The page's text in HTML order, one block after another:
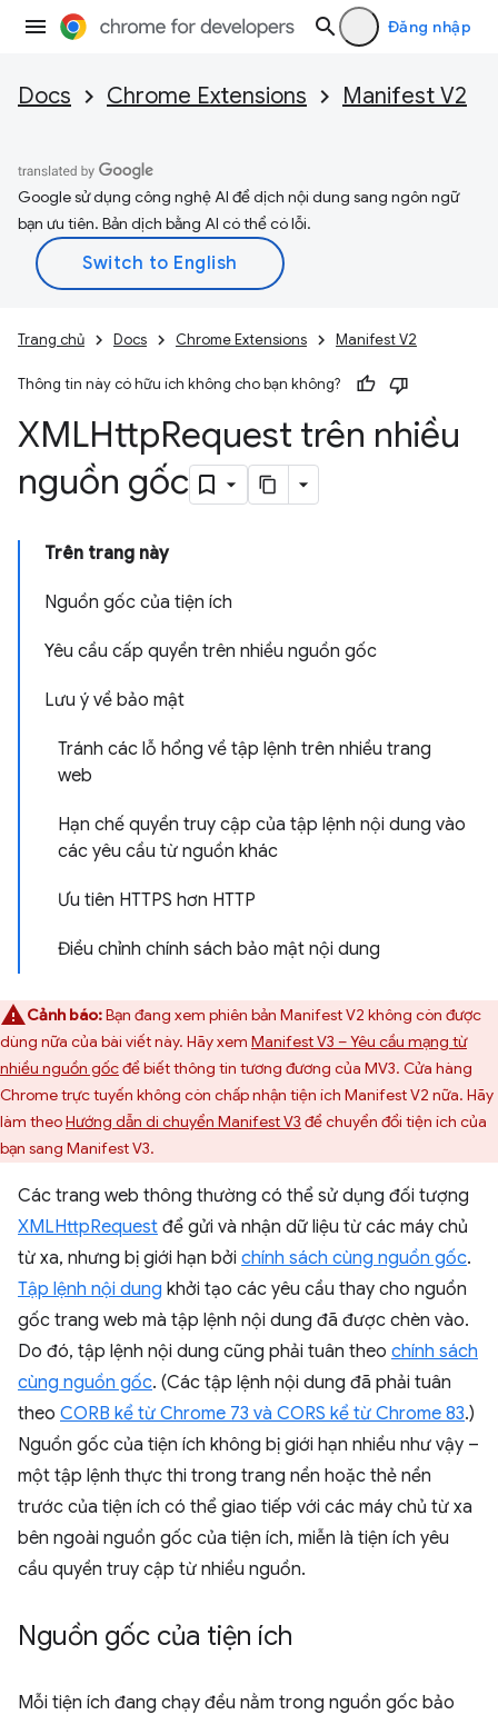
Đăng nhập
Docs Chrome Extensions Manifest V2
Google sử dụng công nghệ AI để dịch nội dung sang ngôn ngữ
bạn ưu tiên. Bản dịch bằng AI có thể có lỗi.
Trang chủ Docs Chrome Extensions Manifest V2
Thông tin này có hữu ích không cho bạn không?
XMLHttpRequest trên nhiều
nguồn gốc
Trên trang này
Nguồn gốc của tiện ích
Yêu cầu cấp quyền trên nhiều nguồn gốc
Lưu ý về bảo mật
Tránh các lỗ hổng về tập lệnh trên nhiều trang
web
Hạn chế quyền truy cập của tập lệnh nội dung vào
các yêu cầu từ nguồn khác
Ưu tiên HTTPS hơn HTTP
Điều chỉnh chính sách bảo mật nội dung
Cảnh báo:Bạn đang xem phiên bản Manifest V2 không còn được
dùng nữa của bài viết này. Hãy xem Manifest V3 – Yêu cầu mạng từ
nhiều nguồn gốcđể biết thông tin tương đương của MV3. Cửa hàng
Chrome trực tuyến không còn chấp nhận tiện ích Manifest V2 nữa. Hãy
làm theoHướng dẫn di chuyển Manifest V3 để chuyển đổi tiện ích của
bạn sang Manifest V3.
Các trang web thông thường có thể sử dụng đối tượng
XMLHttpRequest để gửi và nhận dữ liệu từ các máy chủ
từ xa, nhưng bị giới hạn bởi chính sách cùng nguồn gốc.
Tập lệnh nội dung khởi tạo các yêu cầu thay cho nguồn
gốc trang web mà tập lệnh nội dung đã được chèn vào.
Do đó, tập lệnh nội dung cũng phải tuân theo chính sách
cùng nguồn gốc. (Các tập lệnh nội dung đã phải tuân
theo CORB kể từ Chrome 73 và CORS kể từ Chrome 83.)
Nguồn gốc của tiện ích không bị giới hạn nhiều như vậy –
một tập lệnh thực thi trong trang nền hoặc thẻ nền
trước của tiện ích có thể giao tiếp với các máy chủ từ xa
bên ngoài nguồn gốc của tiện ích, miễn là tiện ích yêu
cầu quyền truy cập từ nhiều nguồn.
Nguồn gốc của tiện ích
Mỗi tiện ích đang chạy đều nằm trong nguồn gốc bảo